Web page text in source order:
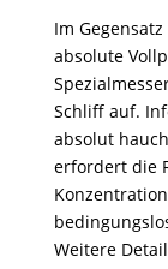
Im
absolute
Schliff auf.
absolut
erfordert die
Weitere